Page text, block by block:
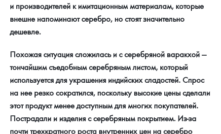
и производителей к имитационным материалам, которые
внешне напоминают серебро, но стоят значительно
дешевле.
Похожая ситуация сложилась и с серебряной варакхой —
тончайшим съедобным серебряным листом, который
используется для украшения индийских сладостей. Спрос
на нее резко сократился, поскольку высокие цены сделали
этот продукт менее доступным для многих покупателей.
Пострадали и изделия с серебряным покрытием. Из-за
почти трехкратного роста внутренних цен на серебро